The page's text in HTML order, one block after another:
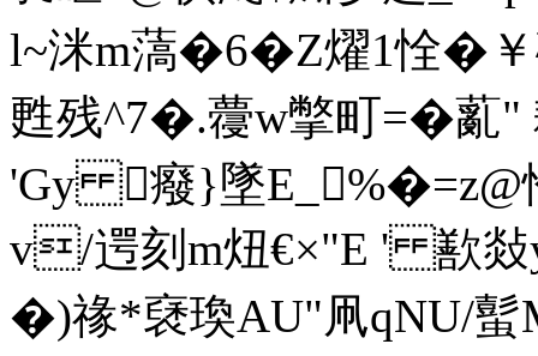
l~洣m薃�6� Z燿1恮�
甦残^7�.蘉w撆町
'Gy 癈}墜E_%�=z@
v/遌刻m炄€×"E ' 歚敥
�)禒*褎瑍AU"凧qNU/蟚